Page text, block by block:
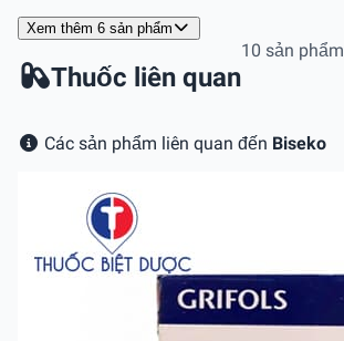
Xem thêm 6 sản phẩm
Thuốc liên quan
10 sản phẩm
Các sản phẩm liên quan đến Biseko